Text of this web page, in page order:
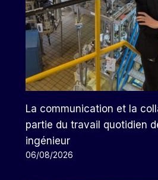
La communication et la
partie du travail quotidien
ingénieur
06/08/2026